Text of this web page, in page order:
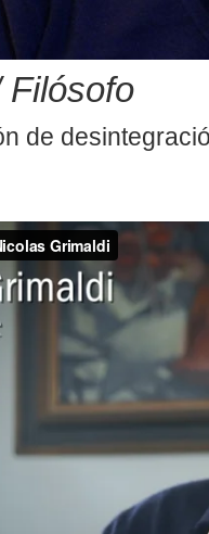
Filósofo
de